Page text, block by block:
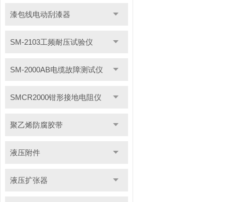
漆包线电动刮漆器
SM-2103工频耐压试验仪
SM-2000AB电缆故障测试仪
SMCR2000钳形接地电阻仪
聚乙烯防腐胶带
液压附件
液压扩张器